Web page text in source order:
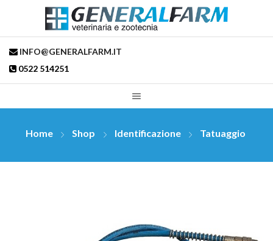
INFO@GENERALFARM.IT
0522 514251
Home Shop Identificazione Tatuaggio